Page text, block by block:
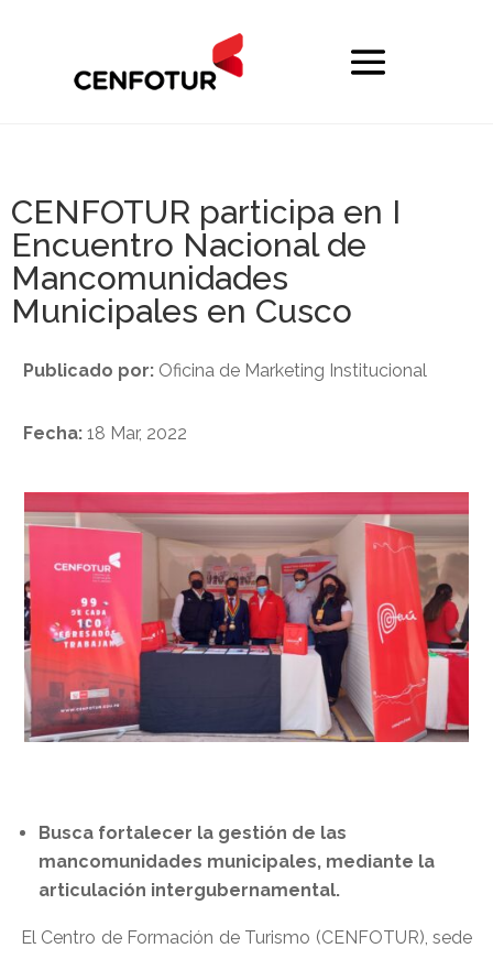
CENFOTUR participa en I
Encuentro Nacional de
Mancomunidades
Municipales en Cusco
Publicado por: Oficina de Marketing Institucional
Fecha:18 Mar, 2022
Busca fortalecer la gestión de las
mancomunidades municipales, mediante la
articulación intergubernamental.
El Centro de Formación de Turismo (CENFOTUR), sede